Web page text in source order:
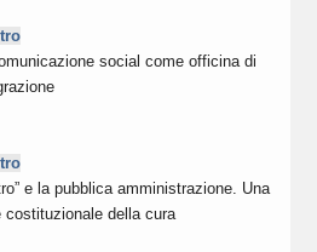
social come officina di
e la pubblica amministrazione. Una
costituzionale della cura